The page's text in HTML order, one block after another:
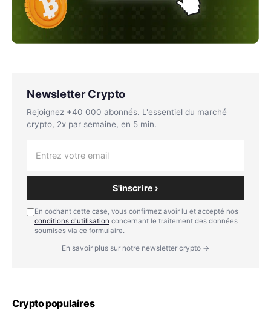
Newsletter Crypto
Rejoignez +40 000 abonnés. L'essentiel du marché
crypto, 2x par semaine, en 5 min.
S'inscrire ›
En cochant cette case, vous confirmez avoir lu et accepté nos
conditions d'utilisation concernant le traitement des données
soumises via ce formulaire.
En savoir plus sur notre newsletter crypto →
Crypto populaires